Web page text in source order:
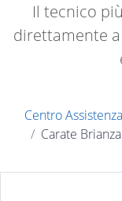
Il tecnico
direttamente
Centro Assistenza
Carate Brianza